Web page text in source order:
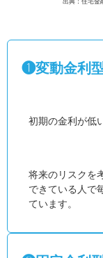
出典：住宅金
❶変動金利
初期の金利が低
将来のリスクを
できている人で
ています。